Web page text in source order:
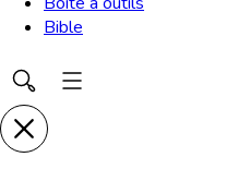
Bible